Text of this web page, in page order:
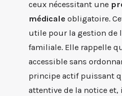
ceux nécessitant une
médicale obligatoire.
utile pour la gestion de
familiale. Elle rappelle
accessible sans
principe actif puissant
attentive de la notice et,